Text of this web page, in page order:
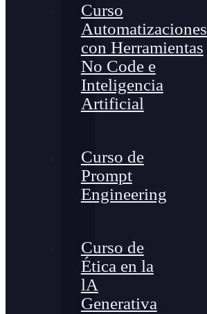
Curso
Automatizaciones
con Herramientas
No Code e
Inteligencia
Artificial
Curso de
Prompt
Engineering
Curso de
Ética en la
lA
Generativa